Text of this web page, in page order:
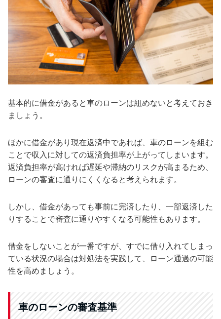
基本的に借金があると車のローンは組めないと考えておき
ましょう。
ほかに借金があり現在返済中であれば、車のローンを組む
ことで収入に対しての返済負担率が上がってしまいます。
返済負担率が高ければ遅延や滞納のリスクが高まるため、
ローンの審査に通りにくくなると考えられます。
しかし、借金があっても事前に完済したり、一部返済した
りすることで審査に通りやすくなる可能性もあります。
借金をしないことが一番ですが、すでに借り入れてしまっ
ている状況の場合は対処法を実践して、ローン通過の可能
性を高めましょう。
車のローンの審査基準